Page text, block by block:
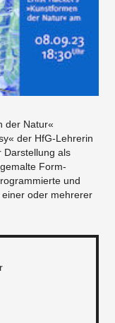
der Natur«
der HfG-Lehrerin
Darstellung als
Form-
und
oder mehrerer